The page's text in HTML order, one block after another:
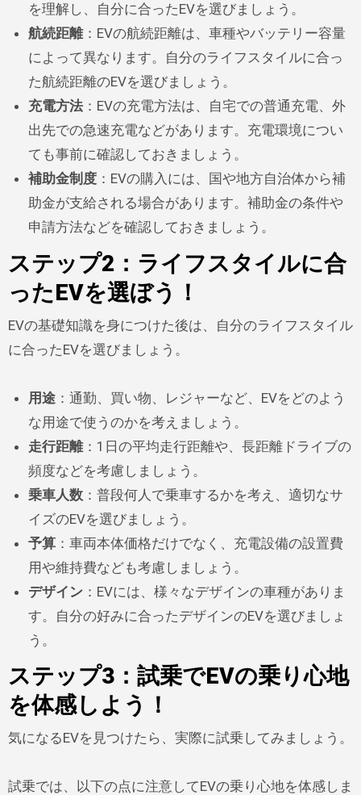
を理解し、自分に合ったEVを選びましょう。
航続距離：EVの航続距離は、車種やバッテリー容量
によって異なります。自分のライフスタイルに合っ
た航続距離のEVを選びましょう。
充電方法 ：EVの充電方法は、自宅での普通充電、外
出先での急速充電などがあります。充電環境につい
ても事前に確認しておきましょう。
補助金制度 ：EVの購入には、国や地方自治体から補
助金が支給される場合があります。補助金の条件や
申請方法などを確認しておきましょう。
ステップ2：ライフスタイルに合
ったEVを選ぼう！
EVの基礎知識を身につけた後は、自分のライフスタイル
に合ったEVを選びましょう。
用途 ：通勤、買い物、レジャーなど、EVをどのよう
な用途で使うのかを考えましょう。
走行距離：1日の平均走行距離や、長距離ドライブの
頻度などを考慮しましょう。
乗車人数 ：普段何人で乗車するかを考え、適切なサ
イズのEVを選びましょう。
予算 ：車両本体価格だけでなく、充電設備の設置費
用や維持費なども考慮しましょう。
デザイン ：EVには、様々なデザインの車種がありま
す。自分の好みに合ったデザインのEVを選びましょ
う。
ステップ3：試乗でEVの乗り心地
を体感しよう！
気になるEVを見つけたら、実際に試乗してみましょう。
試乗では、以下の点に注意してEVの乗り心地を体感しま